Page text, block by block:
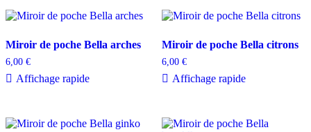
Miroir de poche Bella arches
6,00 €
Affichage rapide
Miroir de poche Bella citrons
6,00 €
Affichage rapide